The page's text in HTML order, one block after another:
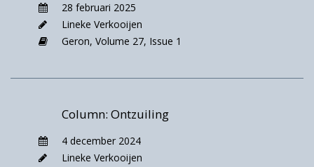
de directie of bestuurders. En dat begrijp ik
eigenlijk wel.
Mijn niet betaalde werk betreft bijvoorbeeld
Misschien, als er taxivervoer in de vorm van
een zelfrijdende auto zou zijn, zou mijn
moeder daarmee haar ritjes kunnen maken, in
28 februari 2025
Lineke Verkooijen
Geron, Volume 27, Issue 1
Column: Ontzuiling
4 december 2024
Lineke Verkooijen